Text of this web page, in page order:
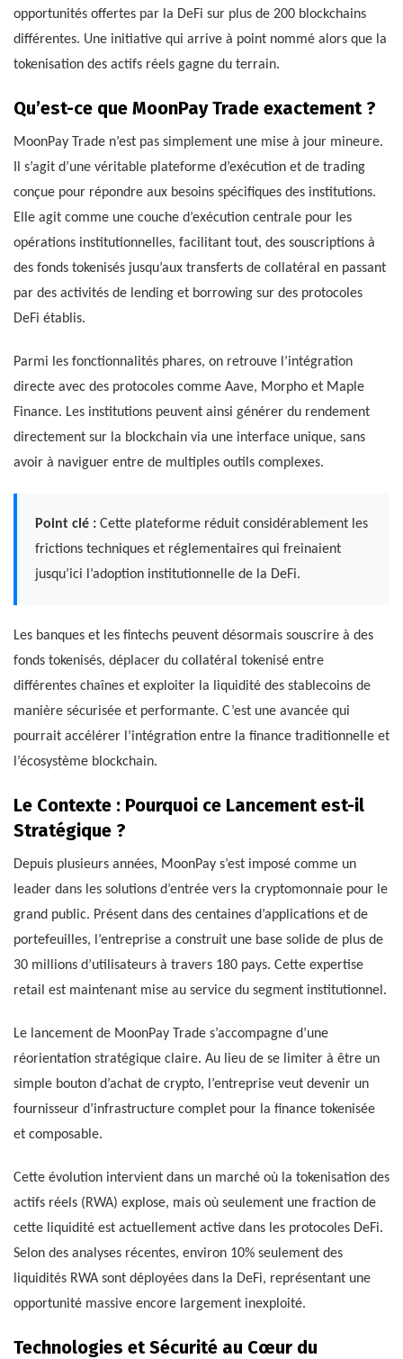
opportunités offertes par la DeFi sur plus de 200 blockchains
différentes. Une initiative qui arrive à point nommé alors que la
tokenisation des actifs réels gagne du terrain.
Qu’est-ce que MoonPay Trade exactement ?
MoonPay Trade n’est pas simplement une mise à jour mineure.
Il s’agit d’une véritable plateforme d’exécution et de trading
conçue pour répondre aux besoins spécifiques des institutions.
Elle agit comme une couche d’exécution centrale pour les
opérations institutionnelles, facilitant tout, des souscriptions à
des fonds tokenisés jusqu’aux transferts de collatéral en passant
par des activités de lending et borrowing sur des protocoles
DeFi établis.
Parmi les fonctionnalités phares, on retrouve l’intégration
directe avec des protocoles comme Aave, Morpho et Maple
Finance. Les institutions peuvent ainsi générer du rendement
directement sur la blockchain via une interface unique, sans
avoir à naviguer entre de multiples outils complexes.
Point clé : Cette plateforme réduit considérablement les
frictions techniques et réglementaires qui freinaient
jusqu’ici l’adoption institutionnelle de la DeFi.
Les banques et les fintechs peuvent désormais souscrire à des
fonds tokenisés, déplacer du collatéral tokenisé entre
différentes chaînes et exploiter la liquidité des stablecoins de
manière sécurisée et performante. C’est une avancée qui
pourrait accélérer l’intégration entre la finance traditionnelle et
l’écosystème blockchain.
Le Contexte : Pourquoi ce Lancement est-il
Stratégique ?
Depuis plusieurs années, MoonPay s’est imposé comme un
leader dans les solutions d’entrée vers la cryptomonnaie pour le
grand public. Présent dans des centaines d’applications et de
portefeuilles, l’entreprise a construit une base solide de plus de
30 millions d’utilisateurs à travers 180 pays. Cette expertise
retail est maintenant mise au service du segment institutionnel.
Le lancement de MoonPay Trade s’accompagne d’une
réorientation stratégique claire. Au lieu de se limiter à être un
simple bouton d’achat de crypto, l’entreprise veut devenir un
fournisseur d’infrastructure complet pour la finance tokenisée
et composable.
Cette évolution intervient dans un marché où la tokenisation des
actifs réels (RWA) explose, mais où seulement une fraction de
cette liquidité est actuellement active dans les protocoles DeFi.
Selon des analyses récentes, environ 10% seulement des
liquidités RWA sont déployées dans la DeFi, représentant une
opportunité massive encore largement inexploité.
Technologies et Sécurité au Cœur du